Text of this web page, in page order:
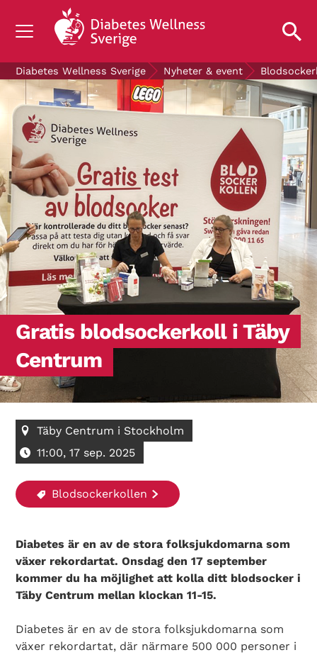
OM DIABETES
STÖD OSS
FORSKNING
NYHETER & EVENT
OM OSS
GRATIS DIABETESPRODUKTER
Blodsockerkollen
Diabetes Wellness Sverige Nyheter & event
Gratis blodsockerkoll i Täby
Centrum
Täby Centrum i Stockholm
11:00, 17 sep. 2025
Blodsockerkollen
Diabetes är en av de stora folksjukdomarna som
växer rekordartat. Onsdag den 17 september
kommer du ha möjlighet att kolla ditt blodsocker i
Täby Centrum mellan klockan 11-15.
Diabetes är en av de stora folksjukdomarna som
växer rekordartat, där närmare 500 000 personer i